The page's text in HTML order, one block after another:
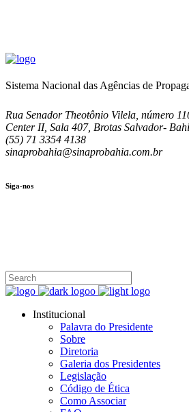
Sistema Nacional das Agências de
Rua Senador Theotônio Vilela, número
Center II, Sala 407, Brotas Salvador-
(55) 71 3354 4138
sinaprobahia@sinaprobahia.com.br
Siga-nos
Institucional
Palavra do Presidente
Sobre
Diretoria
Galeria dos Presidentes
Legislação
Código de Ética
Como Associar